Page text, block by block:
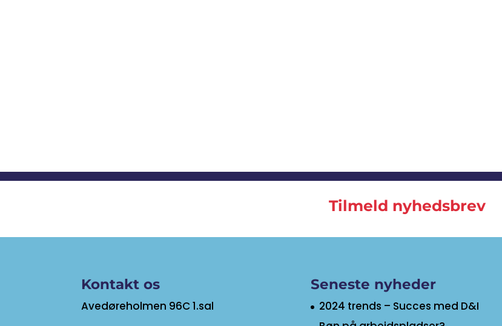
Tilmeld nyhedsbrev
Kontakt os
Avedøreholmen 96C 1.sal
Seneste nyheder
2024 trends – Succes med D&I